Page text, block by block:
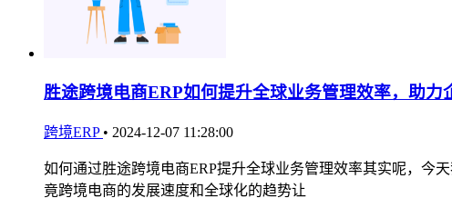
胜途跨境电商ERP如何提升全球业务管理效率，助力
跨境ERP • 2024-12-07 11:28:00
如何通过胜途跨境电商ERP提升全球业务管理效率其实呢，今
竟跨境电商的发展速度和全球化的趋势让